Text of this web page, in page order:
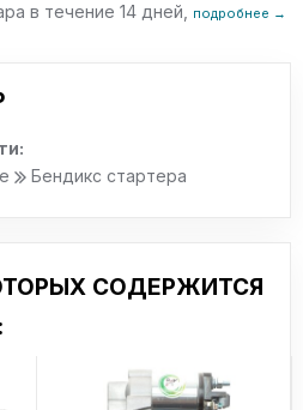
в течение 14 дней,
подробнее →
Бендикс стартера
СОДЕРЖИТСЯ